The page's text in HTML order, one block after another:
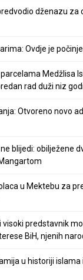
dženazu za
Ovdje je
Medžlisa
rad duži niz
Otvoreno novo
blijedi: obilježene
u Mektebu za
visoki predstavnik
BiH, njenih
u historiji